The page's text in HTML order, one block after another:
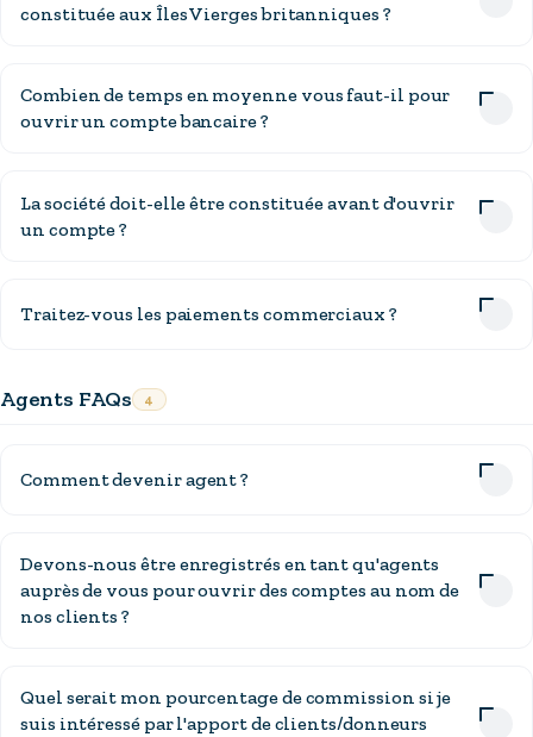
constituée aux Îles Vierges britanniques ?
Combien de temps en moyenne vous faut-il pour
ouvrir un compte bancaire ?
La société doit-elle être constituée avant d'ouvrir
un compte ?
Traitez-vous les paiements commerciaux ?
Agents FAQs 4
Comment devenir agent ?
Devons-nous être enregistrés en tant qu'agents
auprès de vous pour ouvrir des comptes au nom de
nos clients ?
Quel serait mon pourcentage de commission si je
suis intéressé par l'apport de clients/donneurs